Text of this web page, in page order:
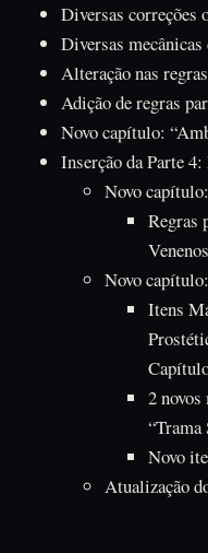
Diversas correções
Diversas
Alteração nas
Adição de regras
Novo capítulo:
Inserção da Parte
Novo
Regras
Novo
Itens
2
“Trama
Novo
Atualização